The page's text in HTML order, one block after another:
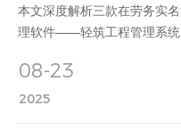
本文深度解析三款在劳务实
理软件——轻筑工程管理系统
质量巡检闭环管理等功能，
效管控。
08-23
2025